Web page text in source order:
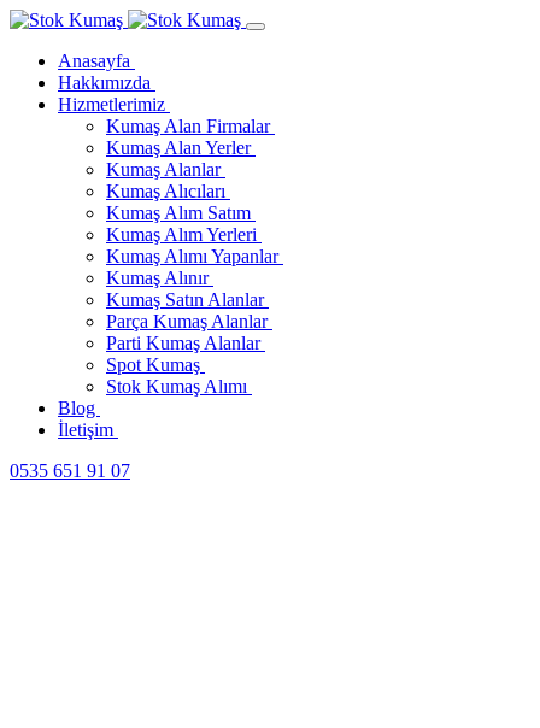
Anasayfa
Hakkımızda
Hizmetlerimiz
Kumaş Alan Firmalar
Kumaş Alan Yerler
Kumaş Alanlar
Kumaş Alıcıları
Kumaş Alım Satım
Kumaş Alım Yerleri
Kumaş Alımı Yapanlar
Kumaş Alınır
Kumaş Satın Alanlar
Parça Kumaş Alanlar
Parti Kumaş Alanlar
Spot Kumaş
Stok Kumaş Alımı
Blog
İletişim
0535 651 91 07